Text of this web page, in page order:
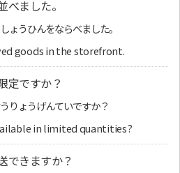
べました。
ょうひんをならべました。
goods in the storefront.
定ですか？
りょうげんていですか？
in limited quantities?
できますか？